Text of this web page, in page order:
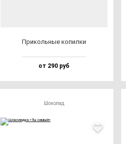
При­коль­ные ко­пил­ки
от 290 руб
Шоколад